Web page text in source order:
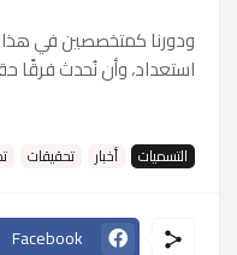
ودورنا كمتخصصين في
استعداد، وأن نُحدث فرقًا
التسميات أخبار تحقيقات
Facebook